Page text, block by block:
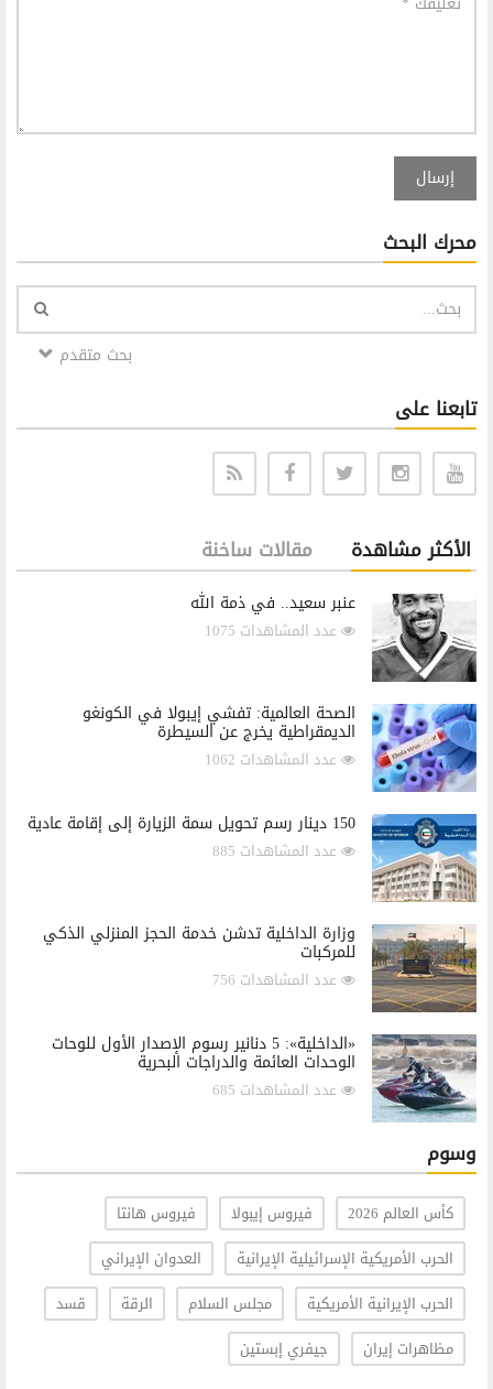
إرسال
محرك البحث
بحث متقدم
تابعنا على
الأكثر مشاهدة مقالات ساخنة
عنبر سعيد.. في ذمة الله
عدد المشاهدات 1075
الصحة العالمية: تفشي إيبولا في الكونغو
الديمقراطية يخرج عن السيطرة
عدد المشاهدات 1062
150 دينار رسم تحويل سمة الزيارة إلى إقامة عادية
عدد المشاهدات 885
وزارة الداخلية تدشن خدمة الحجز المنزلي الذكي
للمركبات
عدد المشاهدات 756
«الداخلية»: 5 دنانير رسوم الإصدار الأول للوحات
الوحدات العائمة والدراجات البحرية
عدد المشاهدات 685
وسوم
كأس العالم 2026 فيروس إيبولا
فيروس هانتا
الحرب الأمريكية الإسرائيلية الإيرانية
العدوان الإيراني
الحرب الإيرانية الأمريكية
مجلس السلام الرقة
قسد
مظاهرات إيران
جيفري إبستين